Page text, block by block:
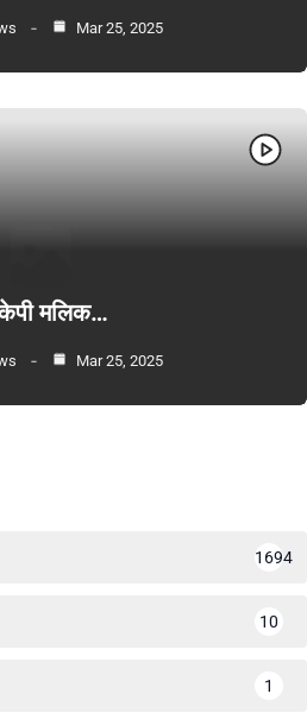
Mar 25, 2025
केपी मलिक…
Mar 25, 2025
1694
10
1